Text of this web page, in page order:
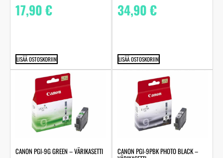
17,90€
LISÄÄ OSTOSKORIIN
34,90€
LISÄÄ OSTOSKORIIN
CANON PGI-9G GREEN – VÄRIKASETTI CANON PGI-9PBK PHOTO BLACK –